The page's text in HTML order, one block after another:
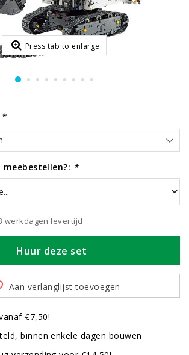
Press tab to enlarge
*
*
werkdagen levertijd
Huur deze set
Aan verlanglijst toevoegen
€7,50!
binnen enkele dagen bouwen